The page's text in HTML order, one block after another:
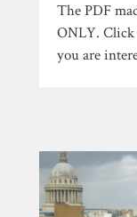
The PDF
ONLY. Click
you are